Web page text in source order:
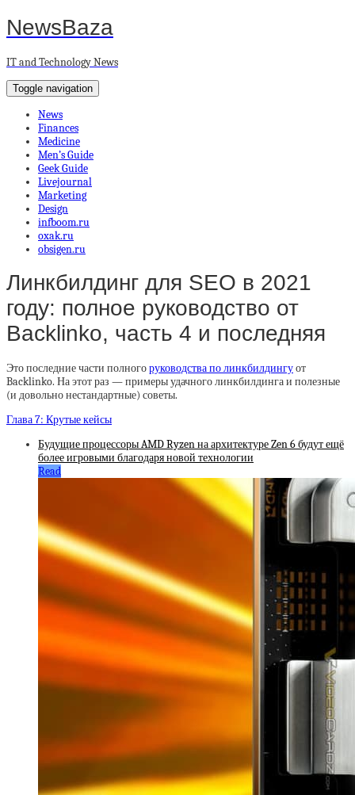
NewsBaza
IT and Technology News
Toggle navigation
News
Finances
Medicine
Men’s Guide
Geek Guide
Livejournal
Marketing
Design
infboom.ru
oxak.ru
obsigen.ru
Линкбилдинг для SEO в 2021
году: полное руководство от
Backlinko, часть 4 и последняя
Это последние части полногоруководства по линкбилдингуот
Backlinko. На этот раз — примеры удачного линкбилдинга и полезные
(и довольно нестандартные) советы.
Глава 7: Крутые кейсы
Будущие процессоры AMD Ryzen на архитектуре Zen 6 будут ещё
более игровыми благодаря новой технологии
Read